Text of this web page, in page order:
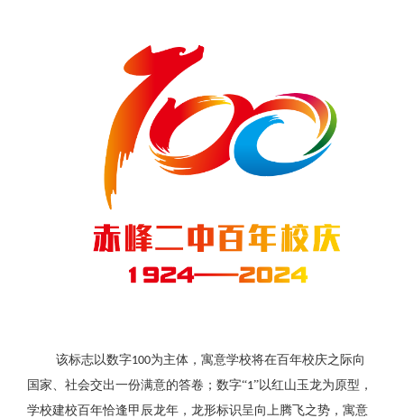
该标志以数字100为主体，寓意学校将在百年校庆之际向
国家、社会交出一份满意的答卷；数字“1”以红山玉龙为原型，
学校建校百年恰逢甲辰龙年，龙形标识呈向上腾飞之势，寓意